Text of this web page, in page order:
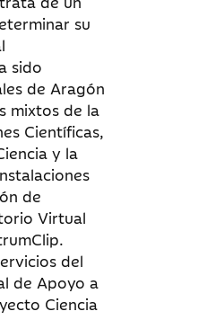
su
sido
de Aragón
mixtos de la
Científicas,
y la
de
Virtual
del
de Apoyo a
Ciencia